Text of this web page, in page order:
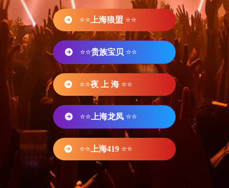
⭐⭐ 上海狼盟 ⭐⭐
⭐⭐贵族宝贝 ⭐⭐
⭐⭐夜 上 海 ⭐⭐
⭐⭐ 上海龙凤 ⭐⭐
⭐⭐ 上海419 ⭐⭐